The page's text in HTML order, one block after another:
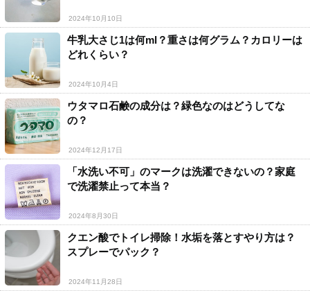
2024年10月10日
牛乳大さじ1は何ml？重さは何グラム？カロリーは
どれくらい？
2024年10月4日
ウタマロ石鹸の成分は？緑色なのはどうしてな
の？
2024年12月17日
「水洗い不可」のマークは洗濯できないの？家庭
で洗濯禁止って本当？
2024年8月30日
クエン酸でトイレ掃除！水垢を落とすやり方は？
スプレーでパック？
2024年11月28日